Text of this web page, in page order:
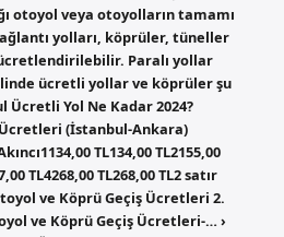
otoyol veya otoyolların tamamı
yolları, köprüler, tüneller
Paralı yollar
ücretli yollar ve köprüler şu
Yol Ne Kadar 2024?
(İstanbul-Ankara)
TL134,00 TL2155,00
TL4268,00 TL268,00 TL2 satır
ve Köprü Geçiş Ücretleri 2.
ve Köprü Geçiş Ücretleri-… ›